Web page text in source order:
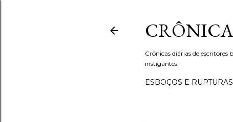
Crônicas diárias de
instigantes.
ESBOÇOS E RUPTURAS